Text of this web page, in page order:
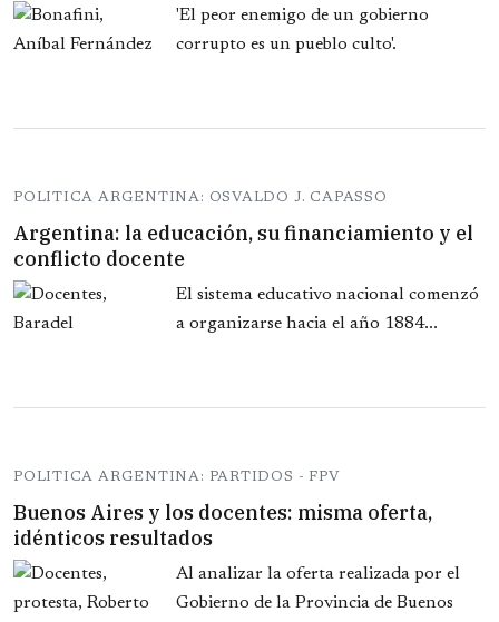
'El peor enemigo de un gobierno
corrupto es un pueblo culto'.
POLITICA ARGENTINA: OSVALDO J. CAPASSO
Argentina: la educación, su financiamiento y el
conflicto docente
El sistema educativo nacional comenzó
a organizarse hacia el año 1884...
POLITICA ARGENTINA: PARTIDOS - FPV
Buenos Aires y los docentes: misma oferta,
idénticos resultados
Al analizar la oferta realizada por el
Gobierno de la Provincia de Buenos